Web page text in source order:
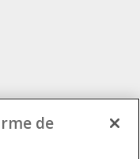
(Après les heures de
de